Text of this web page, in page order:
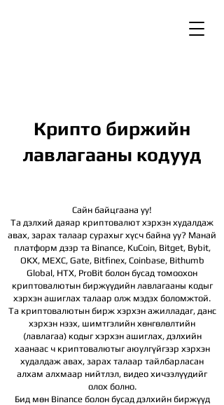
Крипто биржийн
лавлагааны кодууд
Сайн байцгаана уу!
Та дэлхий даяар криптовалют хэрхэн худалдаж
авах, зарах талаар сурахыг хүсч байна уу? Манай
платформ дээр та Binance, KuCoin, Bitget, Bybit,
OKX, MEXC, Gate, Bitfinex, Coinbase, Bithumb
Global, HTX, ProBit болон бусад томоохон
криптовалютын биржүүдийн лавлагааны кодыг
хэрхэн ашиглах талаар олж мэдэх боломжтой.
Та криптовалютын бирж хэрхэн ажилладаг, данс
хэрхэн нээх, шимтгэлийн хөнгөлөлтийн
(лавлагаа) кодыг хэрхэн ашиглах, дэлхийн
хаанаас ч криптовалютыг аюулгүйгээр хэрхэн
худалдаж авах, зарах талаар тайлбарласан
алхам алхмаар нийтлэл, видео хичээлүүдийг
олох болно.
Бид мөн Binance болон бусад дэлхийн биржүүд